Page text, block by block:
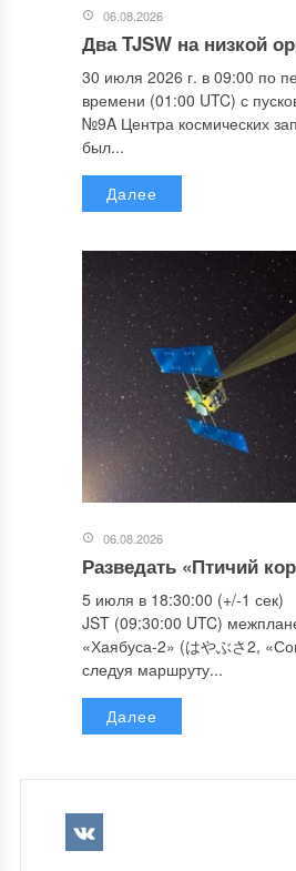
06.08.2026
Два TJSW на низкой
30 июля 2026 г. в 09:00 по
времени (01:00 UTC) с
№9A Центра космических
был...
Далее
06.08.2026
Разведать «Птичий
5 июля в 18:30:00 (+/-1 сек)
JST (09:30:00 UTC)
«Хаябуса-2» (はやぶさ2,
следуя маршруту...
Далее